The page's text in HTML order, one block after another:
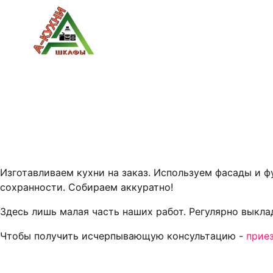
Изготавливаем кухни на заказ. Используем фасады
сохранности. Собираем аккуратно!
Здесь лишь малая часть наших работ. Регулярно
Чтобы получить исчерпывающую консультацию -